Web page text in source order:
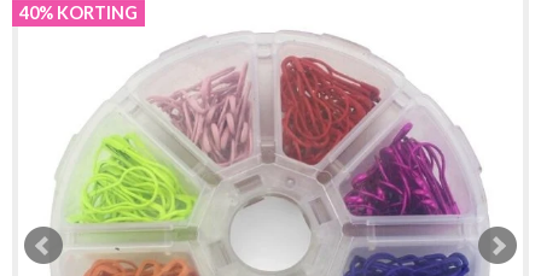
40% KORTING